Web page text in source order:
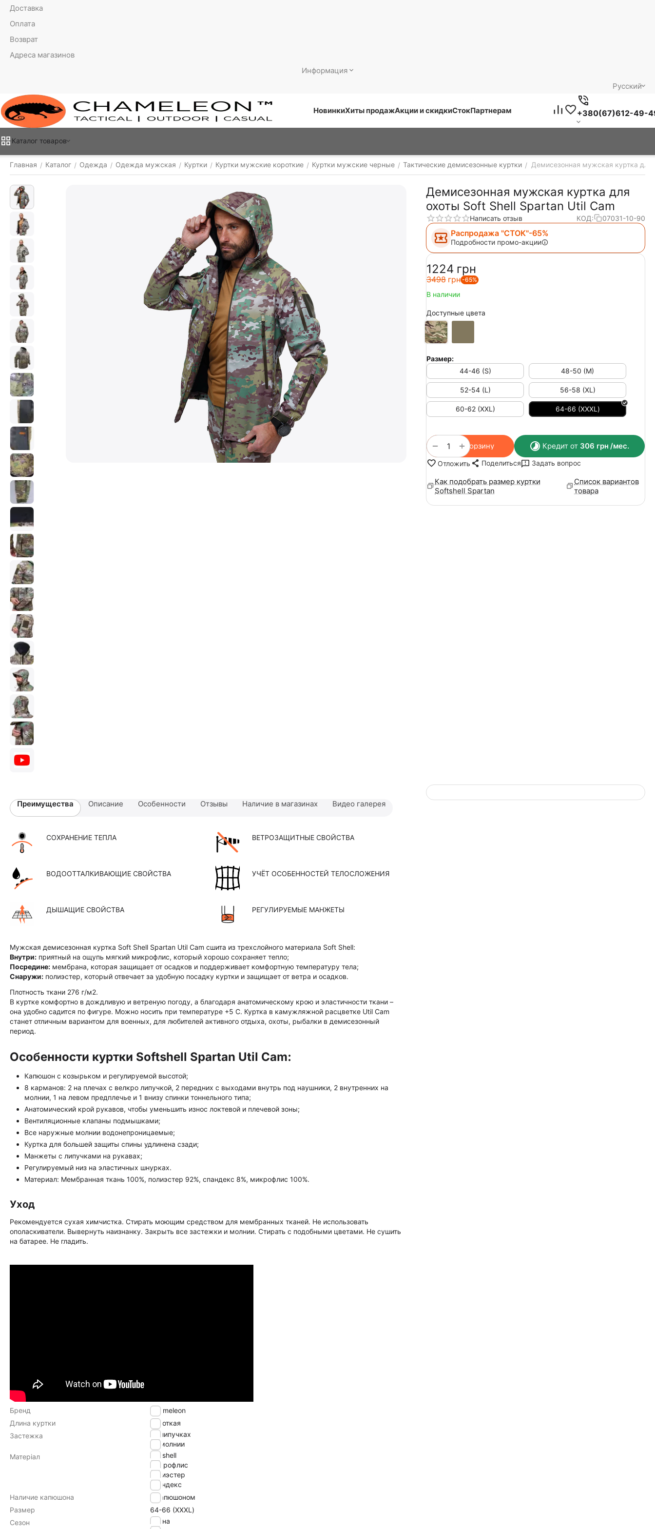
Доставка
Оплата
Возврат
Адреса магазинов
Информация
Русский
НовинкиХиты продажАкции и скидкиСтокПартнерам +380(67)612-49-
Каталог товаров
Главная / Каталог / Одежда / Одежда мужская / Куртки / Куртки мужские короткие / Куртки мужские черные / Тактические демисезонные куртки / Демисезонная мужская куртка для
Демисезонная мужская куртка для
охоты Soft Shell Spartan Util Cam
Написать отзыв КОД: 07031-10-90
Распродажа "СТОК"-65%
Подробности промо-акции
‍1224‍ грн
‍3498‍ грн -65%
В наличии
Доступные цвета
Размер:
44-46 (S)
48-50 (M)
52-54 (L) 56-58 (XL)
60-62 (XXL) 64-66 (ХХХL)
+
− В корзину Кредит от 306 грн /мес.
Отложить Поделиться Задать вопрос
Как подобрать размер куртки
Softshell Spartan
Список вариантов
товара
Преимущества Описание Особенности Отзывы Наличие в магазинах Видео галерея
СОХРАНЕНИЕ ТЕПЛА ВЕТРОЗАЩИТНЫЕ СВОЙСТВА
ВОДООТТАЛКИВАЮЩИЕ СВОЙСТВА УЧЁТ ОСОБЕННОСТЕЙ ТЕЛОСЛОЖЕНИЯ
ДЫШАЩИЕ СВОЙСТВА РЕГУЛИРУЕМЫЕ МАНЖЕТЫ
Мужская демисезонная куртка Soft Shell Spartan Util Cam сшита из трехслойного материала Soft Shell:
Внутри: приятный на ощупь мягкий микрофлис, который хорошо сохраняет тепло;
Посредине: мембрана, которая защищает от осадков и поддерживает комфортную температуру тела;
Снаружи: полиэстер, который отвечает за удобную посадку куртки и защищает от ветра и осадков.
Плотность ткани 276 г/м2.
В куртке комфортно в дождливую и ветреную погоду, а благодаря анатомическому крою и эластичности ткани –
она удобно садится по фигуре. Можно носить при температуре +5 С. Куртка в камужляжной расцветке Util Cam
станет отличным вариантом для военных, для любителей активного отдыха, охоты, рыбалки в демисезонный
период.
Особенности куртки Softshell Spartan Util Cam:
Капюшон с козырьком и регулируемой высотой;
8 карманов: 2 на плечах с велкро липучкой, 2 передних с выходами внутрь под наушники, 2 внутренних на
молнии, 1 на левом предплечье и 1 внизу спинки тоннельного типа;
Анатомический крой рукавов, чтобы уменьшить износ локтевой и плечевой зоны;
Вентиляционные клапаны подмышками;
Все наружные молнии водонепроницаемые;
Куртка для большей защиты спины удлинена сзади;
Манжеты с липучками на рукавах;
Регулируемый низ на эластичных шнурках.
Материал: Мембранная ткань 100%, полиэстер 92%, спандекс 8%, микрофлис 100%.
Уход
Рекомендуется сухая химчистка. Стирать моющим средством для мембранных тканей. Не использовать
ополаскиватели. Вывернуть наизнанку. Закрыть все застежки и молнии. Стирать с подобными цветами. Не сушить
на батарее. Не гладить.
Бренд
Chameleon
Длина куртки
Короткая
Застежка
на липучках
на молнии
Матеріал
softshell
микрофлис
полиэстер
спандекс
Наличие капюшона
с капюшоном
Размер
64-66 (ХХХL)
Сезон
Весна